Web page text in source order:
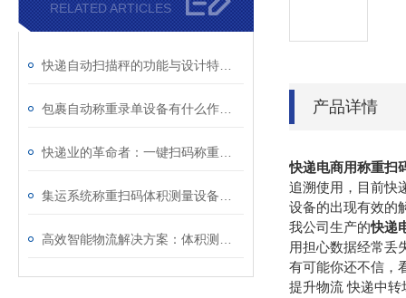
RELATED ARTICLES
产品详情
快递电商用称重扫
追溯使用，目前快
设备的出现有效的
我公司生产的快递
用担心数据经常丢
有可能你还不信，
提升物流 快递中